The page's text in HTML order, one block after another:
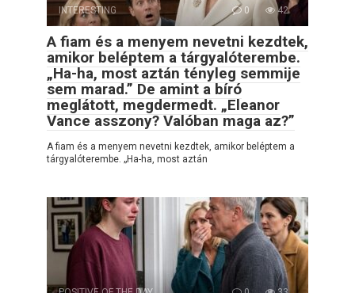
INTERESTING 0 42
A fiam és a menyem nevetni kezdtek,
amikor beléptem a tárgyalóterembe.
„Ha-ha, most aztán tényleg semmije
sem marad.” De amint a bíró
meglátott, megdermedt. „Eleanor
Vance asszony? Valóban maga az?”
A fiam és a menyem nevetni kezdtek, amikor beléptem a
tárgyalóterembe. „Ha-ha, most aztán